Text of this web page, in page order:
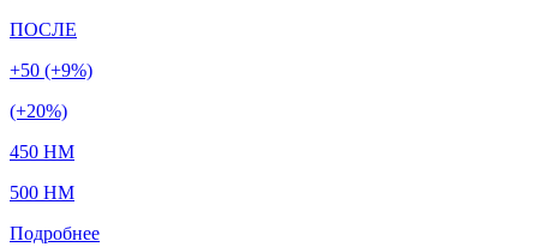
ПОСЛЕ
+50 (+9%)
(+20%)
450 HM
500 HM
Подробнее